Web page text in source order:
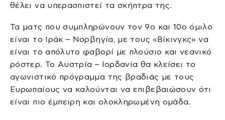
θέλει να υπερασπιστεί τα σκήπτρα της.
Τα ματς που συμπληρώνουν τον 9ο και 10ο όμιλο
είναι το Ιράκ – Νορβηγία, με τους «Βίκινγκς» να
είναι το απόλυτο φαβορί με πλούσιο και νεανικό
ρόστερ. Το Αυστρία – Ιορδανία θα κλείσει το
αγωνιστικό πρόγραμμα της βραδιάς με τους
Ευρωπαίους να καλούνται να επιβεβαιώσουν ότι
είναι πιο έμπειρη και ολοκληρωμένη ομάδα.